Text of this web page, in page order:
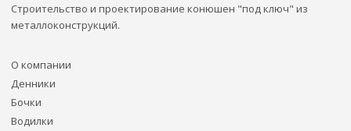
Строительство и проектирование конюшен "под ключ" из
металлоконструкций.
О компании
Денники
Бочки
Водилки